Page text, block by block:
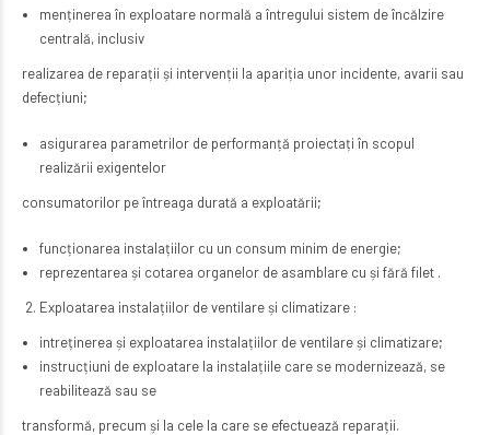
menținerea în exploatare normală a întregului sistem de încălzire
centrală, inclusiv
realizarea de reparații și intervenții la apariția unor incidente, avarii sau
defecțiuni;
asigurarea parametrilor de performanță proiectați în scopul
realizării exigentelor
consumatorilor pe întreaga durată a exploatării;
funcționarea instalațiilor cu un consum minim de energie;
reprezentarea și cotarea organelor de asamblare cu și fără filet .
Exploatarea instalațiilor de ventilare și climatizare :
intreținerea și exploatarea instalațiilor de ventilare și climatizare;
instrucțiuni de exploatare la instalațiile care se modernizează, se
reabilitează sau se
transformă, precum și la cele la care se efectuează reparații.